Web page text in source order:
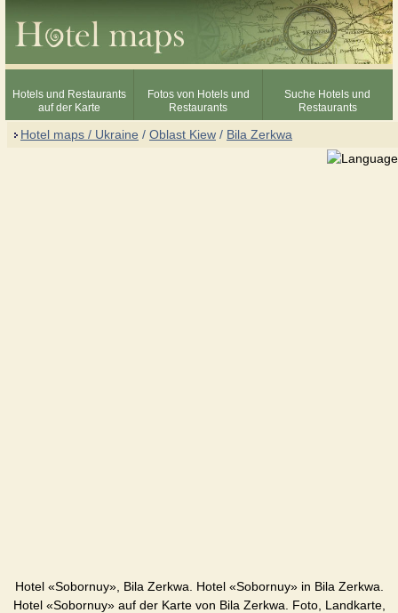
Hotels und Restaurants
auf der Karte
Fotos von Hotels und
Restaurants
Suche Hotels und
Restaurants
Hotel maps / Ukraine / Oblast Kiew / Bila Zerkwa
Hotel «Sobornuy», Bila Zerkwa. Hotel «Sobornuy» in Bila Zerkwa.
Hotel «Sobornuy» auf der Karte von Bila Zerkwa. Foto, Landkarte,